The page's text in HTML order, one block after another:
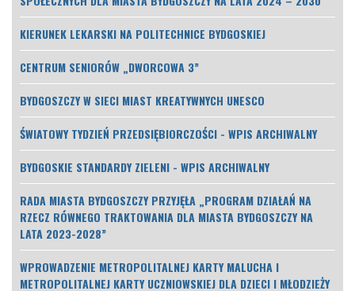
KIERUNEK LEKARSKI NA POLITECHNICE BYDGOSKIEJ
CENTRUM SENIORÓW „DWORCOWA 3”
BYDGOSZCZY W SIECI MIAST KREATYWNYCH UNESCO
ŚWIATOWY TYDZIEŃ PRZEDSIĘBIORCZOŚCI - WPIS ARCHIWALNY
BYDGOSKIE STANDARDY ZIELENI - WPIS ARCHIWALNY
RADA MIASTA BYDGOSZCZY PRZYJĘŁA „PROGRAM DZIAŁAŃ NA
RZECZ RÓWNEGO TRAKTOWANIA DLA MIASTA BYDGOSZCZY NA
LATA 2023-2028”
WPROWADZENIE METROPOLITALNEJ KARTY MALUCHA I
METROPOLITALNEJ KARTY UCZNIOWSKIEJ DLA DZIECI I MŁODZIEŻY